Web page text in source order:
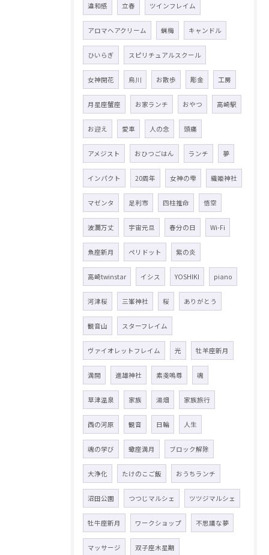
違和感 立春 ツインフレイム
アロマヘアクリーム 蝋梅 キャンドル
ひいらぎ スピリチュアルスクール
女神開花 烏川 お散歩 彫金 工房
月星座蟹座 お家ランチ おやつ 高崎駅
お迎え 愛車 人の念 頭痛
アメジスト おひつごはん ランチ 夢
インパクト 20周年 女神の雫 織姫神社
マゼンタ 足利市 四柱推命 悟空
波瀾万丈 宇宙元旦 春分の日 Wi-Fi
魚座新月 ペリドット 紫の炎
高崎twinstar イシス YOSHIKI piano
河津桜 三峯神社 桜 ありがとう
観音山 スターフレイム
ヴァイオレットフレイム 光 牡羊座新月
満開 進雄神社 素戔嗚尊 魂
草津温泉 家族 湯畑 家族旅行
西の河原 観音 日輪 人生
魂の学び 蠍座満月 ブロック解除
大浄化 たけのこご飯 おうちランチ
沼田公園 つつじマルシェ ツツジマルシェ
牡牛座新月 ワークショップ 不思議な夢
マッサージ 双子座木星期